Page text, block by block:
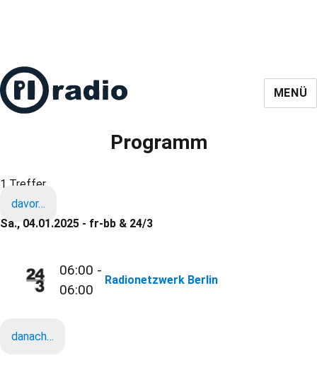
MENÜ
Programm
1 Treffer
davor…
Sa., 04.01.2025 - fr-bb & 24/3
06:00 -
06:00
Radionetzwerk Berlin
danach…